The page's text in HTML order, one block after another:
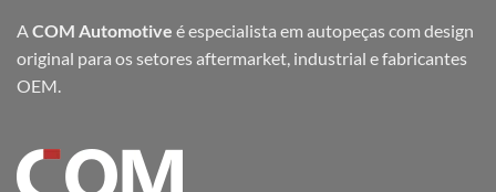
ACOM Automotive é especialista em autopeças com design
original para os setores aftermarket, industrial e fabricantes
OEM.